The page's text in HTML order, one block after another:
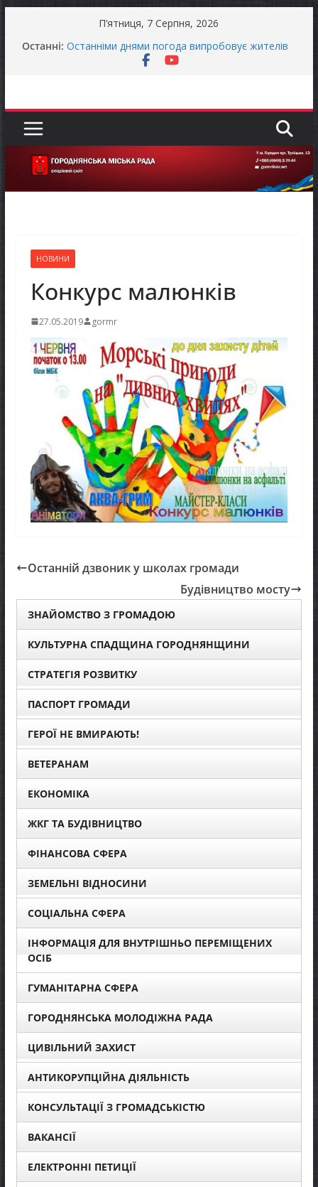
П’ятниця, 7 Серпня, 2026
Останні: Останніми днями погода випробовує жителів
громади справжньою літньою спекою
Захищай небо Чернігівщини!
Батьки майбутніх першокласників уже можуть
оформити «Пакунок школяра»
НОВИНИ
Конкурс малюнків
27.05.2019 gormr
Останній дзвоник у школах громади
Будівництво мосту
ЗНАЙОМСТВО З ГРОМАДОЮ
КУЛЬТУРНА СПАДЩИНА ГОРОДНЯНЩИНИ
СТРАТЕГІЯ РОЗВИТКУ
ПАСПОРТ ГРОМАДИ
ГЕРОЇ НЕ ВМИРАЮТЬ!
ВЕТЕРАНАМ
ЕКОНОМІКА
ЖКГ ТА БУДІВНИЦТВО
ФІНАНСОВА СФЕРА
ЗЕМЕЛЬНІ ВІДНОСИНИ
СОЦІАЛЬНА СФЕРА
ІНФОРМАЦІЯ ДЛЯ ВНУТРІШНЬО ПЕРЕМІЩЕНИХ
ОСІБ
ГУМАНІТАРНА СФЕРА
ГОРОДНЯНСЬКА МОЛОДІЖНА РАДА
ЦИВІЛЬНИЙ ЗАХИСТ
АНТИКОРУПЦІЙНА ДІЯЛЬНІСТЬ
КОНСУЛЬТАЦІЇ З ГРОМАДСЬКІСТЮ
ВАКАНСІЇ
ЕЛЕКТРОННІ ПЕТИЦІЇ